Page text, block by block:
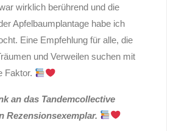
wirklich berührend und die
Apfelbaumplantage habe ich
Eine Empfehlung für alle, die
und Verweilen suchen mit
Faktor.
an das Tandemcollective
Rezensionsexemplar.